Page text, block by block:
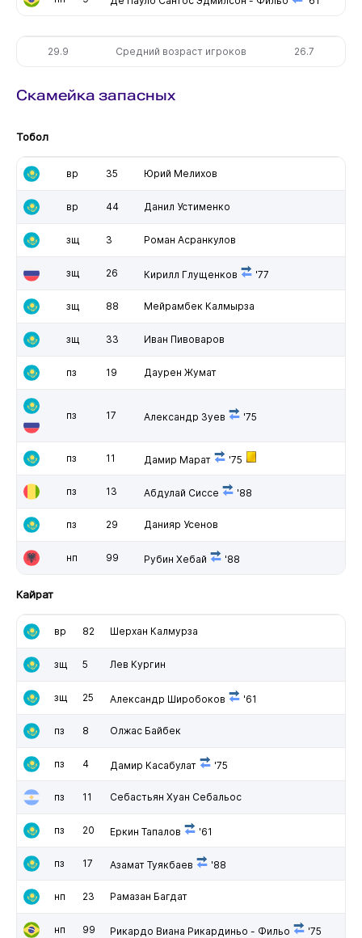
29.9 Средний возраст игроков 26.7
Скамейка запасных
Тобол
вр 35 Юрий Мелихов
вр 44 Данил Устименко
зщ 3 Роман Асранкулов
зщ 26 Кирилл Глущенков '77
зщ 88 Мейрамбек Калмырза
зщ 33 Иван Пивоваров
пз 19 Даурен Жумат
пз 17 Александр Зуев '75
пз 11 Дамир Марат '75
пз 13 Абдулай Сиссе '88
пз 29 Данияр Усенов
нп 99 Рубин Хебай '88
Кайрат
вр 82 Шерхан Калмурза
зщ 5 Лев Кургин
зщ 25 Александр Широбоков '61
пз 8 Олжас Байбек
пз 4 Дамир Касабулат '75
пз 11 Себастьян Хуан Себальос
пз 20 Еркин Тапалов '61
пз 17 Азамат Туякбаев '88
нп 23 Рамазан Багдат
нп 99 Рикардо Виана Рикардиньо - Фильо '75